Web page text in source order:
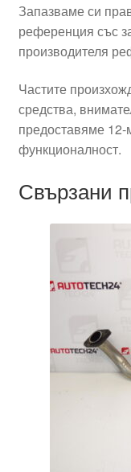
Запазваме си
референция със
производителя
Частите
средства,
предоставяме 12-
функционалност.
Свързани